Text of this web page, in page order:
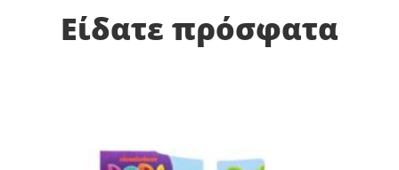
Είδατε πρόσφατα